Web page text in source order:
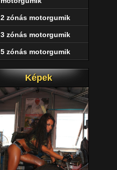
2 zónás motorgumik
3 zónás motorgumik
5 zónás motorgumik
Képek